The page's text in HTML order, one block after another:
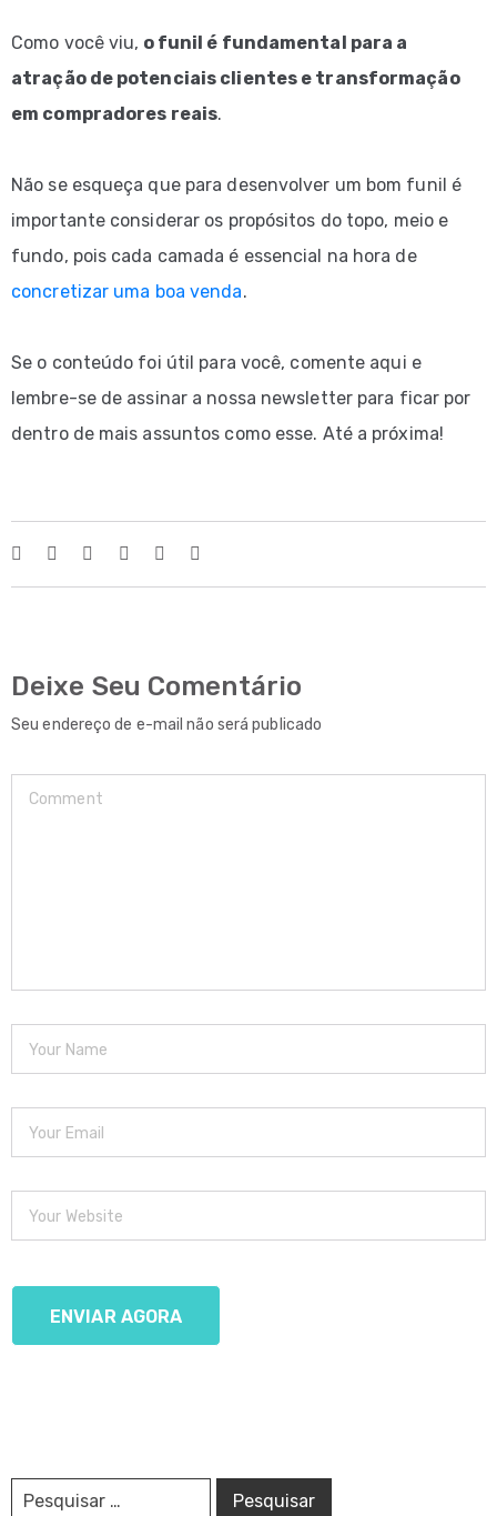
Como você viu, o funil é fundamental para a
atração de potenciais clientes e transformação
em compradores reais.
Não se esqueça que para desenvolver um bom funil é
importante considerar os propósitos do topo, meio e
fundo, pois cada camada é essencial na hora de
concretizar uma boa venda.
Se o conteúdo foi útil para você, comente aqui e
lembre-se de assinar a nossa newsletter para ficar por
dentro de mais assuntos como esse. Até a próxima!
Deixe Seu Comentário
Seu endereço de e-mail não será publicado